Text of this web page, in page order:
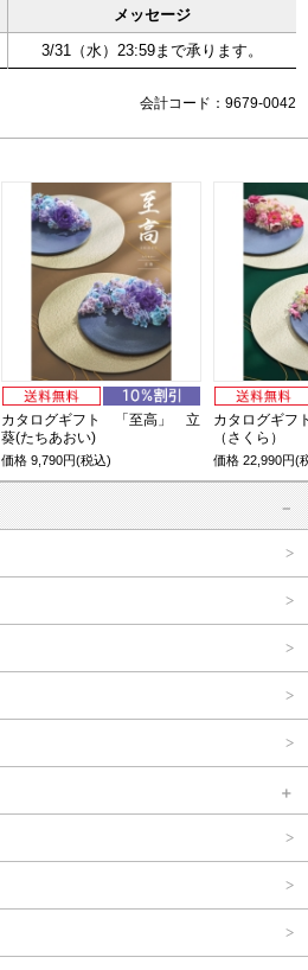
メッセージ
3/31（水）23:59まで承ります。
会計コード：9679-0042
カタログギフト 「至高」 立
葵(たちあおい)
価格9,790円(税込)
カタログギ
（さくら）
価格22,990円(